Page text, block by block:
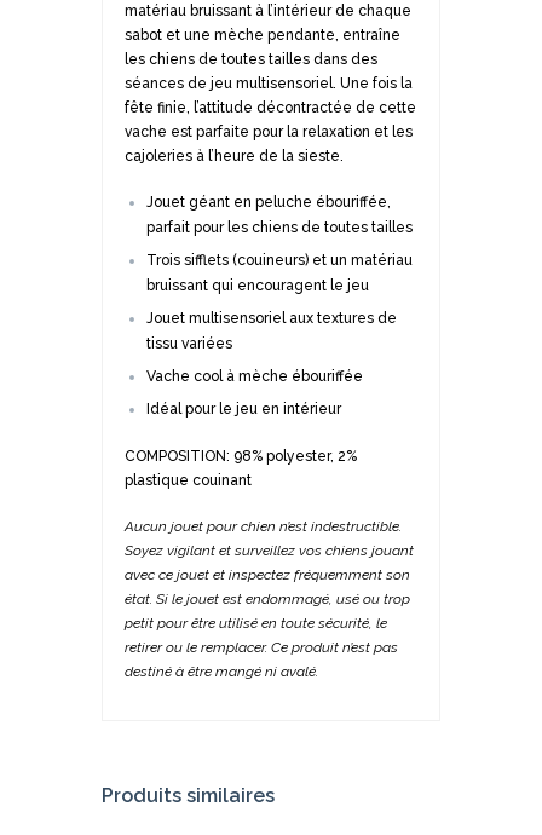
matériau bruissant à l’intérieur de chaque
sabot et une mèche pendante, entraîne
les chiens de toutes tailles dans des
séances de jeu multisensoriel. Une fois la
fête finie, l’attitude décontractée de cette
vache est parfaite pour la relaxation et les
cajoleries à l’heure de la sieste.
Jouet géant en peluche ébouriffée,
parfait pour les chiens de toutes tailles
Trois sifflets (couineurs) et un matériau
bruissant qui encouragent le jeu
Jouet multisensoriel aux textures de
tissu variées
Vache cool à mèche ébouriffée
Idéal pour le jeu en intérieur
COMPOSITION: 98% polyester, 2%
plastique couinant
Aucun jouet pour chien n’est indestructible.
Soyez vigilant et surveillez vos chiens jouant
avec ce jouet et inspectez fréquemment son
état. Si le jouet est endommagé, usé ou trop
petit pour être utilisé en toute sécurité, le
retirer ou le remplacer. Ce produit n’est pas
destiné à être mangé ni avalé.
Produits similaires